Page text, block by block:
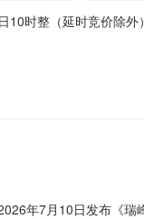
10时整（延时竞价除
办公
年7月10日发布《